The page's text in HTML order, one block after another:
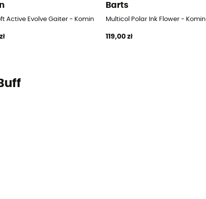
Active Evolve Gaiter - Komin
Barts
Multicol Polar Ink Flower - Komin
119,00 zł